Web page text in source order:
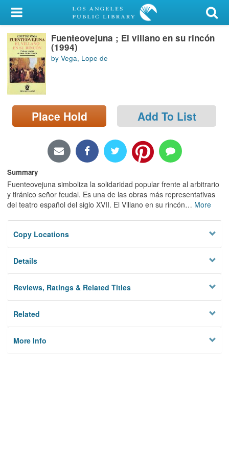
My Account
Library Card
Sign In
Search
Locations/Hours (external
page)
Fuenteovejuna ; El villano en su rincón
(1994)
by Vega, Lope de
Place Hold Add To List
Summary
Fuenteovejuna simboliza la solidaridad popular frente al arbitrario
y tiránico señor feudal. Es una de las obras más representativas
del teatro español del siglo XVII. El Villano en su rincón… More
Copy Locations
Details
Reviews, Ratings & Related Titles
Related
More Info